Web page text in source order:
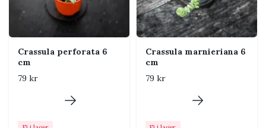
rumsluft. Undvik att spraya
bladen och ge plantan god
luftcirkulation.
Temperatur
Trivs varmt under
växtsäsongen men klarar
vinterförvaring. Skydda mot
Crassula perforata 6
cm
79 kr
Crassula marnieriana 6
cm
79 kr